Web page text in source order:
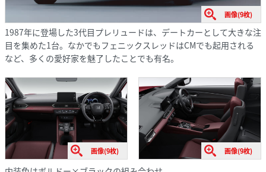
画像(9枚)
1987年に登場した3代目プレリュードは、デートカーとして大きな注
目を集めた1台。なかでもフェニックスレッドはCMでも起用される
など、多くの愛好家を魅了したことでも有名。
画像(9枚) 画像(9枚)